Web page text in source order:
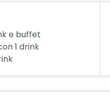
e buffet
1 drink